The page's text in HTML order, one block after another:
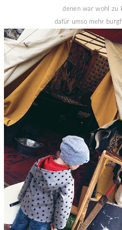
denen war wohl zu
dafür umso mehr